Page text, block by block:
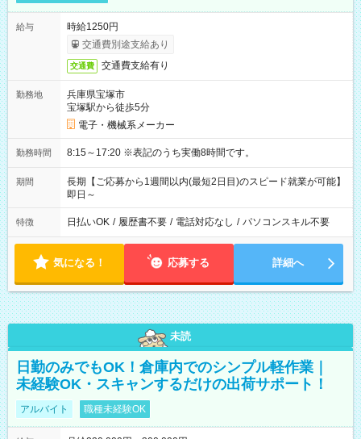
給与
時給1250円
交通費別途支給あり
交通費 交通費支給有り
勤務地
兵庫県宝塚市
宝塚駅から徒歩5分
電子・機械系メーカー
勤務時間 8:15～17:20 ※表記のうち実働8時間です。
期間
長期【ご応募から1週間以内(最短2日目)のスピード就業が可能】
即日～
特徴 日払いOK / 履歴書不要 / 電話対応なし / パソコンスキル不要
気になる！ 応募する 詳細へ
未読
日勤のみでもOK！倉庫内でのシンプル軽作業｜
未経験OK・スキャンするだけの出荷サポート！
アルバイト 職種未経験OK